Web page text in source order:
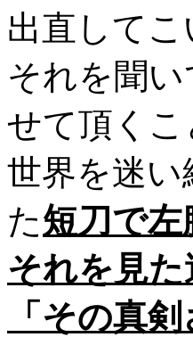
出直してこ
それを聞
せて頂く
世界を迷
た短刀で
それを見た
「その真